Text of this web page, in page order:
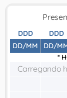
DDD
DD/MM
DDD
DD/
*
Carregando